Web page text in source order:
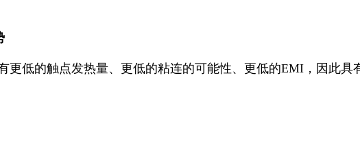
低的触点发热量、更低的粘连的可能性、更低的EMI，因此具